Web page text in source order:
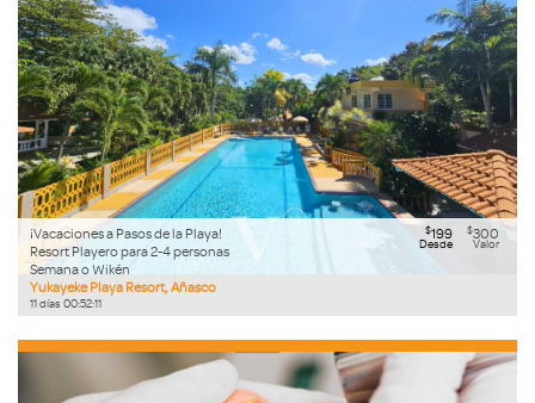
¡Vacaciones a Pasos de la Playa!
Resort Playero para 2-4 personas
Semana o Wikén
Yukayeke Playa Resort, Añasco
11días 00:52:09
$199
Desde
$300
Valor